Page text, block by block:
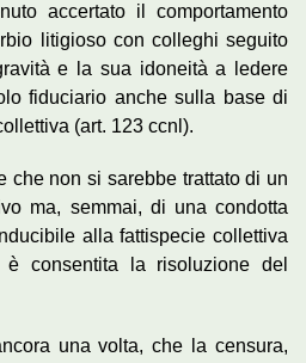
accertato il comportamento
litigioso con colleghi seguito
e la sua idoneità a ledere
fiduciario anche sulla base di
(art. 123 ccnl).
che non si sarebbe trattato di un
ma, semmai, di una condotta
alla fattispecie collettiva
consentita la risoluzione del
una volta, che la censura,